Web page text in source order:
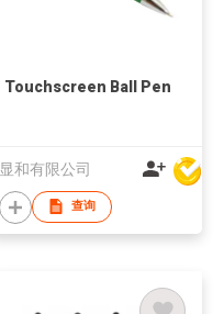
Touchscreen Ball Pen
显和有限公司
查询